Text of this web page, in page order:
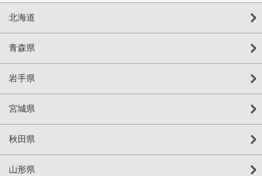
北海道
青森県
岩手県
宮城県
秋田県
山形県